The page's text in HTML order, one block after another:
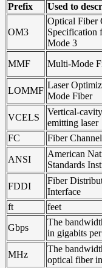
Prefix Used to
OM3
Optical Fiber
Specification
Mode 3
MMF Multi-Mode
LOMMF
Laser
Mode Fiber
VCELS
Vertical-
emitting laser
FC
Fiber Channel
ANSI
American
Standards
FDDI
Fiber
Interface
ft
feet
Gbps
The
in gigabits
MHz
The
optical fiber